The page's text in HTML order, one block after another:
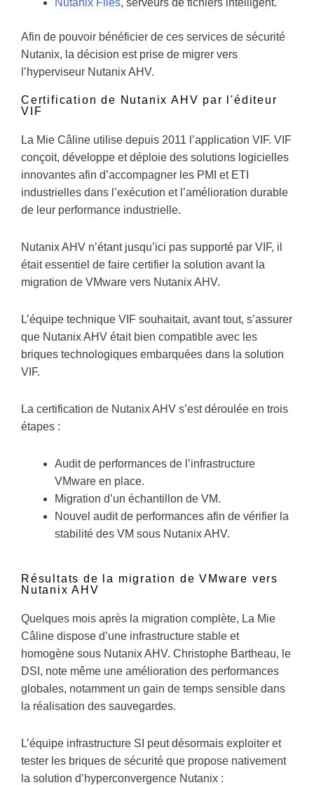
Afin de pouvoir bénéficier de ces services de sécurité
Nutanix, la décision est prise de migrer vers
l’hyperviseur Nutanix AHV.
Certification de Nutanix AHV par l'éditeur
VIF
La Mie Câline utilise depuis 2011 l’application VIF. VIF
conçoit, développe et déploie des solutions logicielles
innovantes afin d’accompagner les PMI et ETI
industrielles dans l’exécution et l’amélioration durable
de leur performance industrielle.
Nutanix AHV n’étant jusqu’ici pas supporté par VIF, il
était essentiel de faire certifier la solution avant la
migration de VMware vers Nutanix AHV.
L’équipe technique VIF souhaitait, avant tout, s’assurer
que Nutanix AHV était bien compatible avec les
briques technologiques embarquées dans la solution
VIF.
La certification de Nutanix AHV s’est déroulée en trois
étapes :
Audit de performances de l’infrastructure
VMware en place.
Migration d’un échantillon de VM.
Nouvel audit de performances afin de vérifier la
stabilité des VM sous Nutanix AHV.
Résultats de la migration de VMware vers
Nutanix AHV
Quelques mois après la migration complète, La Mie
Câline dispose d’une infrastructure stable et
homogène sous Nutanix AHV. Christophe Bartheau, le
DSI, note même une amélioration des performances
globales, notamment un gain de temps sensible dans
la réalisation des sauvegardes.
L’équipe infrastructure SI peut désormais exploiter et
tester les briques de sécurité que propose nativement
la solution d’hyperconvergence Nutanix :